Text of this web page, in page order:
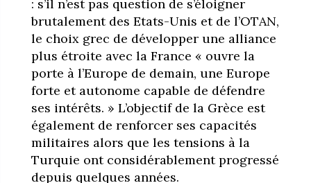
: s’il n’est pas question de s’éloigner
brutalement des Etats-Unis et de l’OTAN,
le choix grec de développer une alliance
plus étroite avec la France « ouvre la
porte à l’Europe de demain, une Europe
forte et autonome capable de défendre
ses intérêts. » L’objectif de la Grèce est
également de renforcer ses capacités
militaires alors que les tensions à la
Turquie ont considérablement progressé
depuis quelques années.